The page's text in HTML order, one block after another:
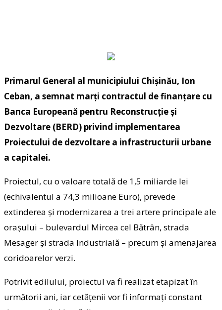
Primarul General al municipiului Chișinău, Ion
Ceban, a semnat marți contractul de finanțare cu
Banca Europeană pentru Reconstrucție și
Dezvoltare (BERD) privind implementarea
Proiectului de dezvoltare a infrastructurii urbane
a capitalei.
Proiectul, cu o valoare totală de 1,5 miliarde lei
(echivalentul a 74,3 milioane Euro), prevede
extinderea și modernizarea a trei artere principale ale
orașului – bulevardul Mircea cel Bătrân, strada
Mesager și strada Industrială – precum și amenajarea
coridoarelor verzi.
Potrivit edilului, proiectul va fi realizat etapizat în
următorii ani, iar cetățenii vor fi informați constant